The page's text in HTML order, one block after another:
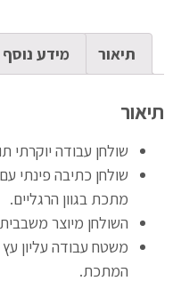
תיאור מידע נוסף
תיאור
שולחן עבודה יוקרתי
שולחן כתיבה פינתי
מתכת בגוון הרגליים.
השולחן מיוצר
המתכת.